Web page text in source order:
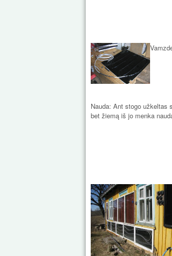
Nauda: Ant stogo užkeltas
bet žiemą iš jo menka